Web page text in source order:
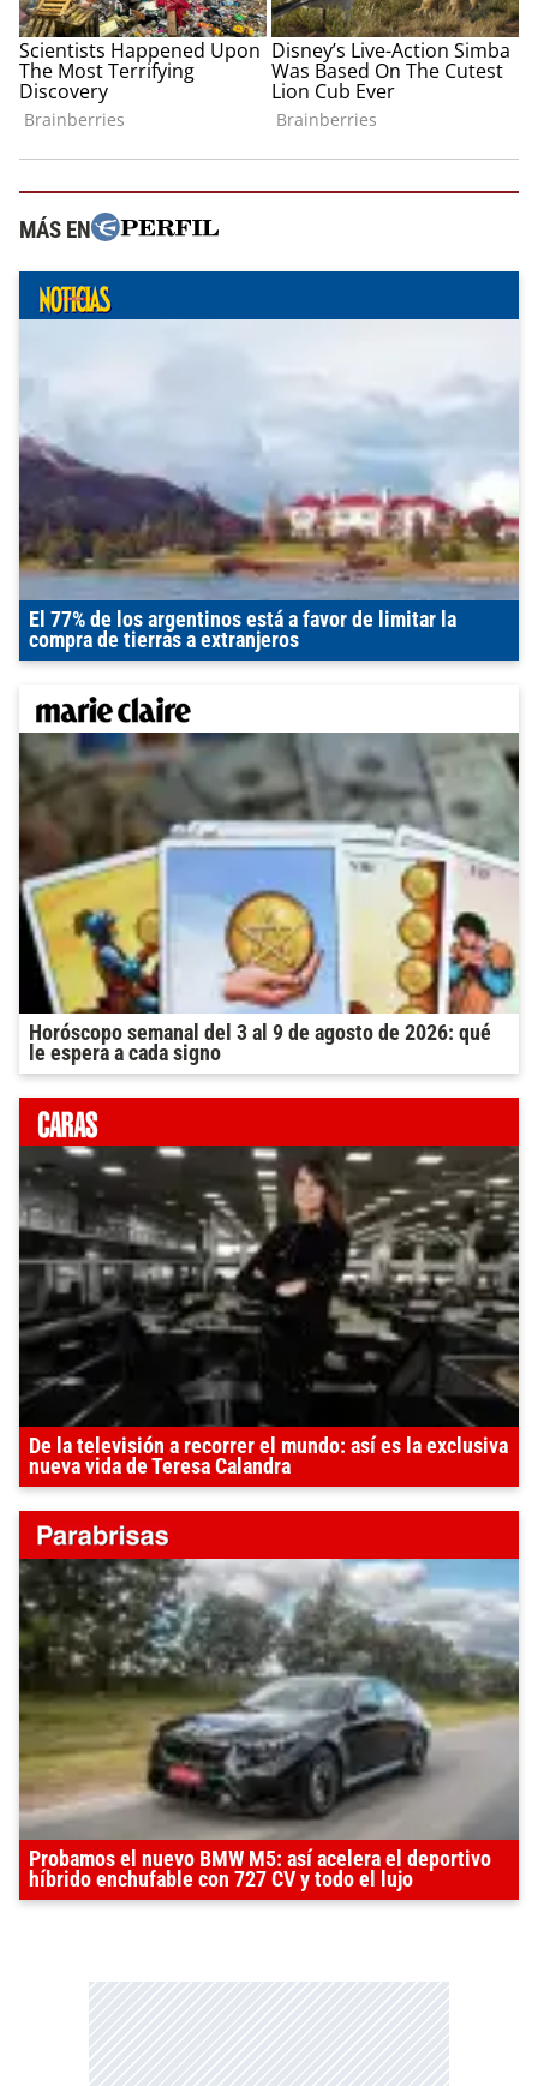
MÁS EN
El 77% de los argentinos está a favor de limitar la
compra de tierras a extranjeros
Horóscopo semanal del 3 al 9 de agosto de 2026: qué
le espera a cada signo
De la televisión a recorrer el mundo: así es la exclusiva
nueva vida de Teresa Calandra
Probamos el nuevo BMW M5: así acelera el deportivo
híbrido enchufable con 727 CV y todo el lujo